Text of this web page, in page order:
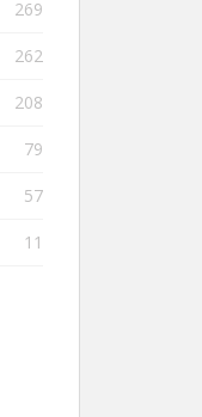
269
262
208
79
57
11